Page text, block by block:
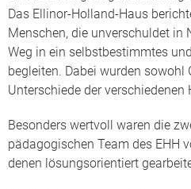
Das Ellinor-Holland-Haus
Menschen, die unverschuldet in
Weg in ein selbstbestimmtes
begleiten. Dabei wurden
Unterschiede der
Besonders wertvoll waren die
pädagogischen Team des EHH
denen lösungsorientiert